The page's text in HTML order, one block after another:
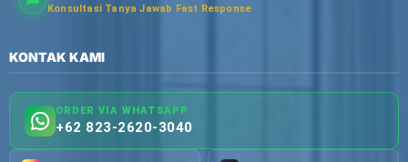
Konsultasi Tanya Jawab Fast Response
KONTAK KAMI
ORDER VIA WHATSAPP
+62 823-2620-3040